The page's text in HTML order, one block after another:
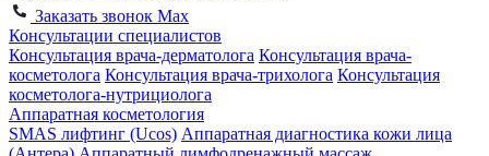
Заказать звонок Max
Консультации специалистов
Консультация врача-дерматолога Консультация врача-
косметолога Консультация врача-трихолога Консультация
косметолога-нутрициолога
Аппаратная косметология
SMAS лифтинг (Ucos) Аппаратная диагностика кожи лица